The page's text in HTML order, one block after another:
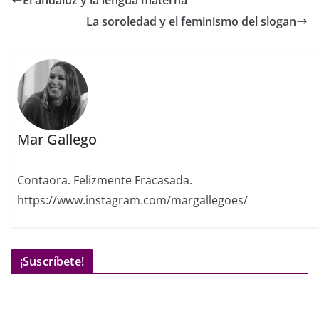
La soroledad y el feminismo del slogan
Mar Gallego
Contaora. Felizmente Fracasada.
https://www.instagram.com/margallegoes/
¡Suscríbete!